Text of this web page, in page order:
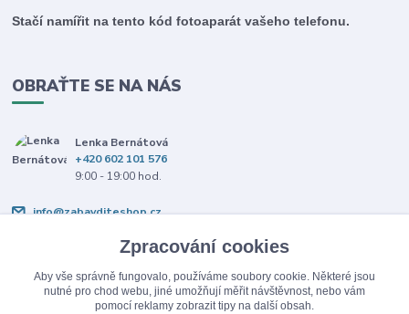
Stačí namířit na tento kód fotoaparát vašeho telefonu.
OBRAŤTE SE NA NÁS
Lenka Bernátová
+420 602 101 576
9:00 - 19:00 hod.
info@zabavditeshop.cz
Zpracování cookies
Aby vše správně fungovalo, používáme soubory cookie. Některé jsou
nutné pro chod webu, jiné umožňují měřit návštěvnost, nebo vám
pomocí reklamy zobrazit tipy na další obsah.